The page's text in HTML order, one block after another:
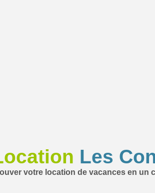
Les
votre location de vacances en un